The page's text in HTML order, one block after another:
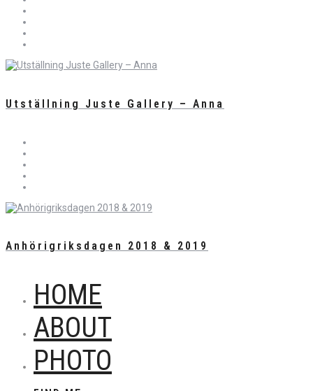
Utställning Juste Gallery – Anna
Anhörigriksdagen 2018 & 2019
HOME
ABOUT
PHOTO